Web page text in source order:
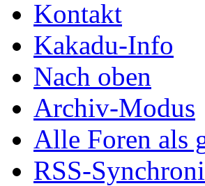
Kontakt
Kakadu-Info
Nach oben
Archiv-Modus
Alle Foren als
RSS-